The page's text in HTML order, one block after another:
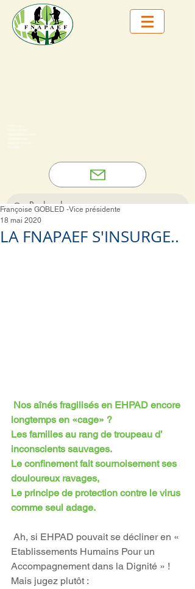
LA FNAPAEF S'INSURGE..
Françoise GOBLED -Vice présidente
18 mai 2020
Nos aînés fragilisés en EHPAD encore
longtemps en «cage» ?
Les familles au rang de troupeau d’
inconscients sauvages.
Le confinement fait sournoisement ses
douloureux ravages,
Le principe de protection contre le virus
comme seul adage.
Etablissements Humains Pour un
Accompagnement dans la Dignité » !
Mais jugez plutôt :